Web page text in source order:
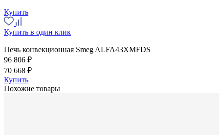
Купить
Купить в один клик
Печь конвекционная Smeg ALFA43XMFDS
96 806 ₽
70 668 ₽
Купить
Похожие товары